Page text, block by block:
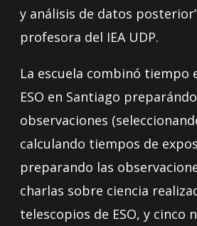
y análisis de datos
profesora del IEA UDP.
La escuela combinó tiempo
ESO en Santiago
observaciones
calculando tiempos de
preparando las
charlas sobre ciencia
telescopios de ESO, y cinco